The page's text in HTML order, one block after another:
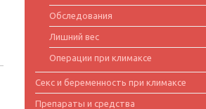
Обследования
Лишний вес
Операции при климаксе
Секс и беременность при климаксе
Препараты и средства